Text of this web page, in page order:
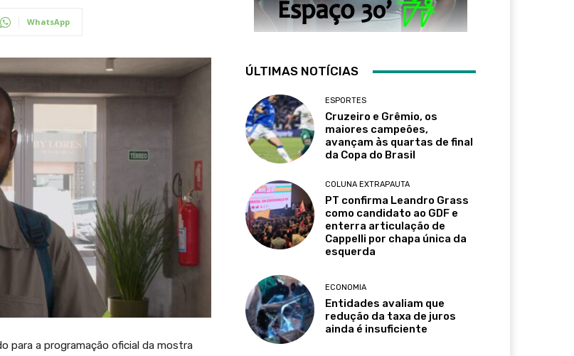
WhatsApp
para a programação oficial da mostra
ÚLTIMAS NOTÍCIAS
ESPORTES
Cruzeiro e Grêmio, os
maiores campeões,
avançam às quartas de final
da Copa do Brasil
COLUNA EXTRAPAUTA
PT confirma Leandro Grass
como candidato ao GDF e
enterra articulação de
Cappelli por chapa única da
esquerda
ECONOMIA
Entidades avaliam que
redução da taxa de juros
ainda é insuficiente